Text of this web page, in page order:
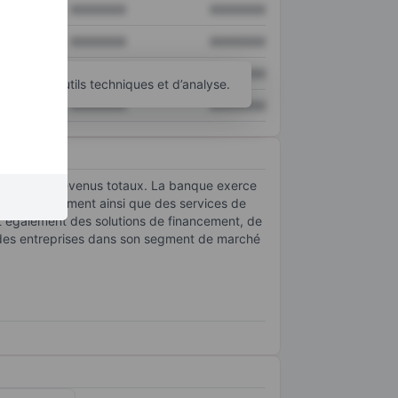
XXXXXXX XXXXXXX
d’autres outils techniques et d’analyse.
de ses revenus totaux. La banque exerce
de paiement ainsi que des services de
des solutions de financement, de
entreprises dans son segment de marché